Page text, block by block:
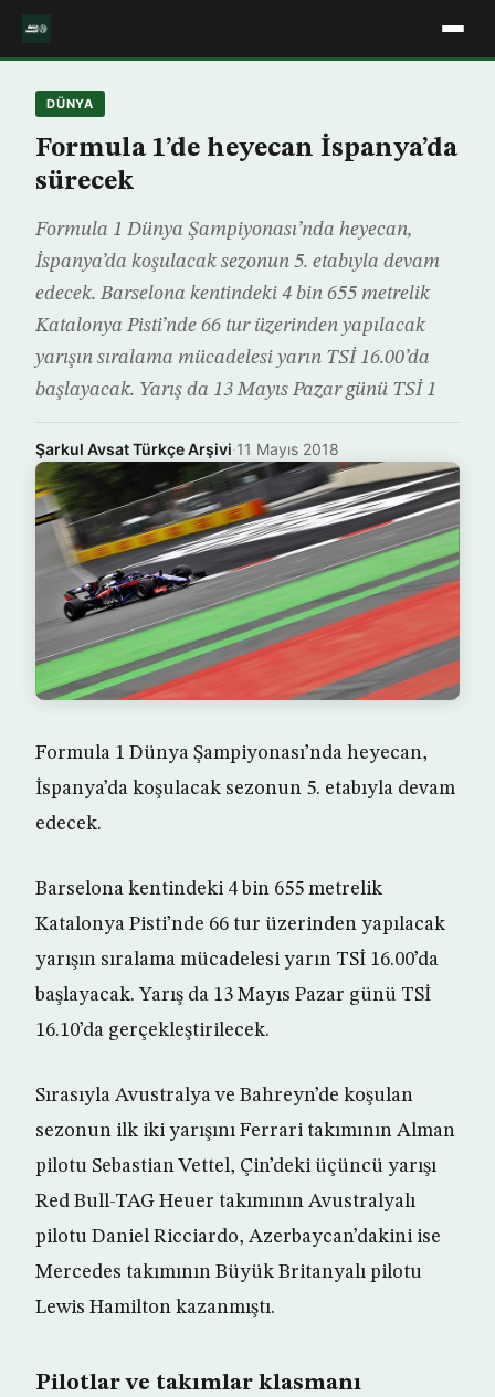
DÜNYA
Formula 1’de heyecan İspanya’da
sürecek
Formula 1 Dünya Şampiyonası’nda heyecan,
İspanya’da koşulacak sezonun 5. etabıyla devam
edecek. Barselona kentindeki 4 bin 655 metrelik
Katalonya Pisti’nde 66 tur üzerinden yapılacak
yarışın sıralama mücadelesi yarın TSİ 16.00’da
başlayacak. Yarış da 13 Mayıs Pazar günü TSİ 1
Şarkul Avsat Türkçe Arşivi·11 Mayıs 2018
Formula 1 Dünya Şampiyonası’nda heyecan,
İspanya’da koşulacak sezonun 5. etabıyla devam
edecek.
Barselona kentindeki 4 bin 655 metrelik
Katalonya Pisti’nde 66 tur üzerinden yapılacak
yarışın sıralama mücadelesi yarın TSİ 16.00’da
başlayacak. Yarış da 13 Mayıs Pazar günü TSİ
16.10’da gerçekleştirilecek.
Sırasıyla Avustralya ve Bahreyn’de koşulan
sezonun ilk iki yarışını Ferrari takımının Alman
pilotu Sebastian Vettel, Çin’deki üçüncü yarışı
Red Bull-TAG Heuer takımının Avustralyalı
pilotu Daniel Ricciardo, Azerbaycan’dakini ise
Mercedes takımının Büyük Britanyalı pilotu
Lewis Hamilton kazanmıştı.
Pilotlar ve takımlar klasmanı